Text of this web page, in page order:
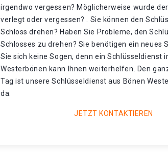
irgendwo vergessen? Möglicherweise wurde der
verlegt oder vergessen? . Sie können den
Schloss drehen? Haben Sie Probleme, den
Schlosses zu drehen? Sie benötigen ein neues
Sie sich keine Sogen, denn ein Schlüsseldienst
Westerbönen kann Ihnen weiterhelfen. Den
Tag ist unsere Schlüsseldienst aus Bönen
da.
JETZT KONTAKTIEREN